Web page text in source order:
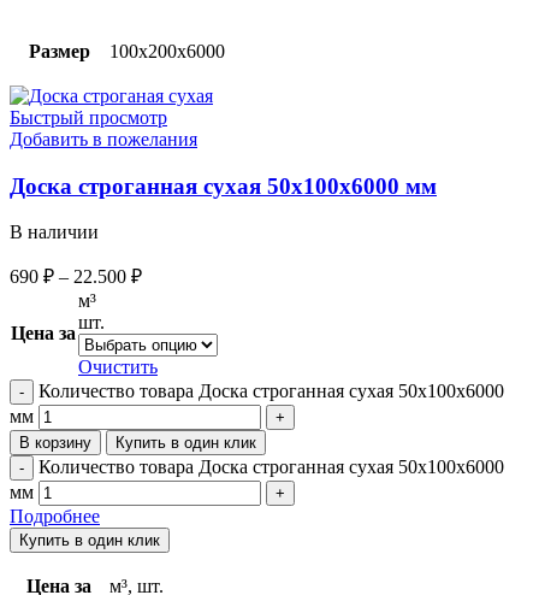
Размер 100х200х6000
Быстрый просмотр
Добавить в пожелания
Доска строганная сухая 50х100х6000 мм
В наличии
690 ₽ – 22.500 ₽
Цена за
м³
шт.
Очистить
Количество товара Доска строганная сухая 50х100х6000
мм
В корзину Купить в один клик
Количество товара Доска строганная сухая 50х100х6000
мм
Подробнее
Купить в один клик
Цена за м³, шт.